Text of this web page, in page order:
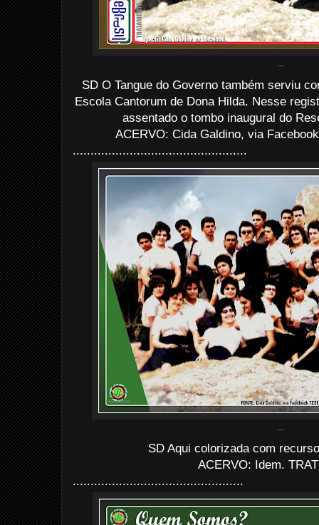
SD O Tangue do Governo também serviu
Escola Cantorum de Dona Hilda. Nesse
assentado o tombo inaugural do
ACERVO: Cida Galdino, via
.................................................
SD Aqui colorizada com
ACERVO: Idem.
................................................